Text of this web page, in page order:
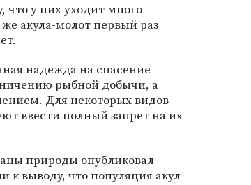
что у них уходит много
акула-молот первый раз
надежда на спасение
рыбной добычи, а
Для некоторых видов
ввести полный запрет на их
природы опубликовал
к выводу, что популяция акул